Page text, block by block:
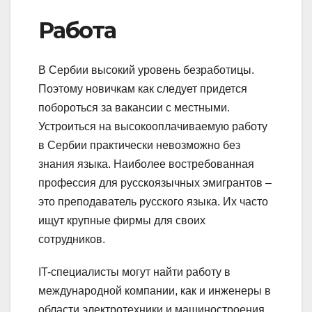
Работа
В Сербии высокий уровень безработицы.
Поэтому новичкам как следует придется
побороться за вакансии с местными.
Устроиться на высокооплачиваемую работу
в Сербии практически невозможно без
знания языка. Наиболее востребованная
профессия для русскоязычных эмигрантов –
это преподаватель русского языка. Их часто
ищут крупные фирмы для своих
сотрудников.
IT-специалисты могут найти работу в
международной компании, как и инженеры в
области электротехники и машиностроения.